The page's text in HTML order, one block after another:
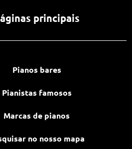
principais
Pianos bares
Pianistas famosos
Marcas de pianos
no nosso mapa